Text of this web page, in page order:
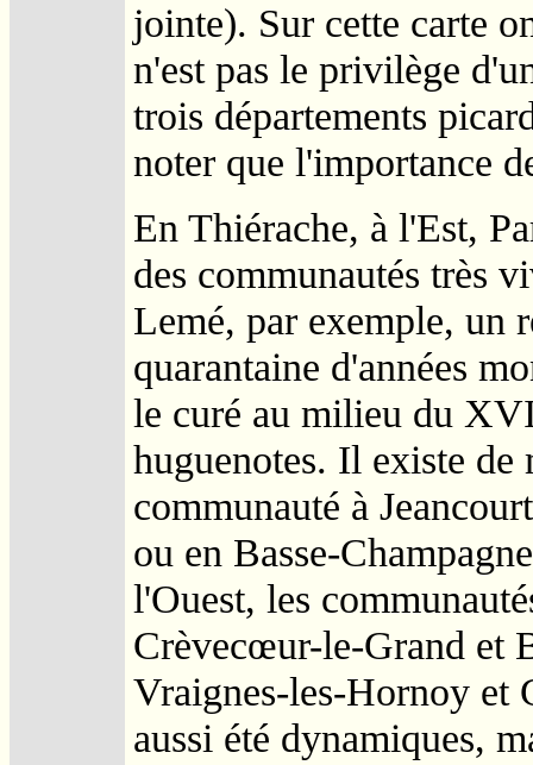
jointe). Sur cette carte
n'est pas le privilège
trois départements
noter que l'importance
En Thiérache, à l'Est,
des communautés très
Lemé, par exemple, un
quarantaine d'années
le curé au milieu du
huguenotes. Il existe de
communauté à
ou en Basse-
l'Ouest, les
Crèvecœur-le-Grand et
Vraignes-les-Hornoy et
aussi été dynamiques,